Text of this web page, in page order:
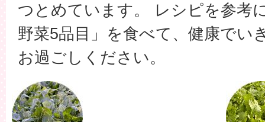
つとめています。 レシピを参考
野菜5品目」を食べて、健康でい
お過ごしください。